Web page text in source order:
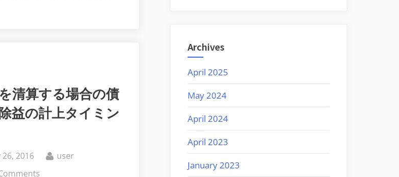
清算する場合の債
益の計上タイミン
26, 2016 By
user
on
Archives
April 2025
May 2024
April 2024
April 2023
January 2023